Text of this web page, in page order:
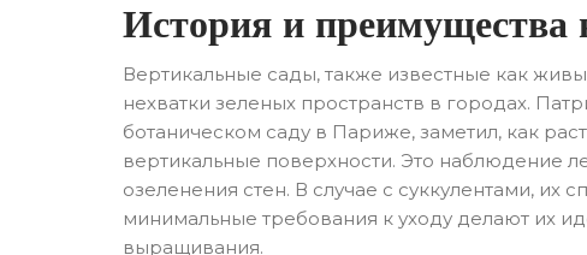
История и преимущества
Вертикальные сады, также известные как
нехватки зеленых пространств в городах.
ботаническом саду в Париже, заметил, как
вертикальные поверхности. Это наблюдение
озеленения стен. В случае с суккулентами, их
минимальные требования к уходу делают их
выращивания.